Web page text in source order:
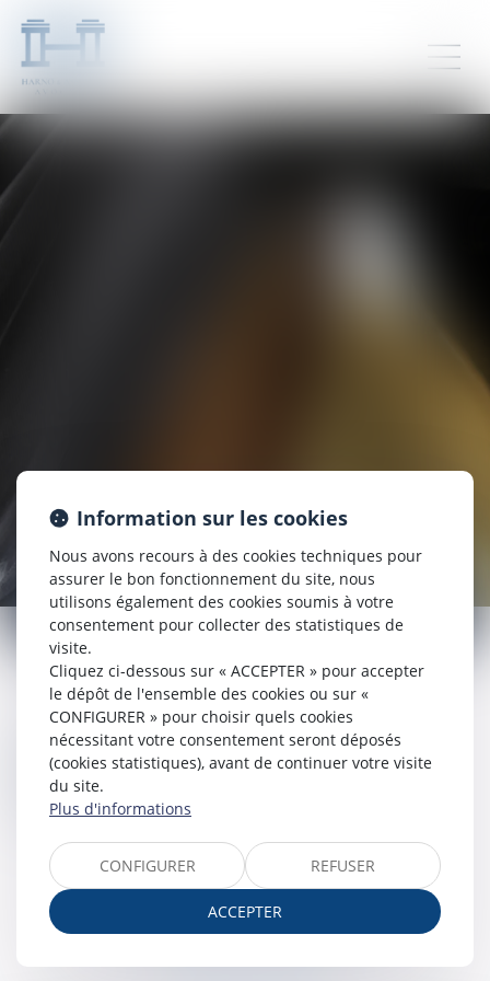
DROIT FISCAL
Choix du régime fiscal,
Intégration fiscale,
Contrôle et contentieux fiscaux,
Cession de l’entreprise à un tiers
Voir tous les domaines d'intervention
Contacter un expert
Information sur les cookies
Nous avons recours à des cookies techniques pour
assurer le bon fonctionnement du site, nous
utilisons également des cookies soumis à votre
consentement pour collecter des statistiques de
visite.
Cliquez ci-dessous sur « ACCEPTER » pour accepter
le dépôt de l'ensemble des cookies ou sur «
CONFIGURER » pour choisir quels cookies
nécessitant votre consentement seront déposés
(cookies statistiques), avant de continuer votre visite
du site.
Plus d'informations
CONFIGURER REFUSER
ACCEPTER